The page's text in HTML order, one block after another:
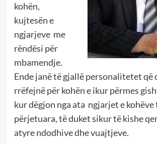
kohën,
kujtesën e
ngjarjeve me
rëndësi për
mbamendje.
Ende janë të gjallë personalitetet që
rrëfejnë për kohën e ikur përmes
kur dëgjon nga ata ngjarjet e kohëve
përjetuara, të duket sikur të kishe
atyre ndodhive dhe vuajtjeve.